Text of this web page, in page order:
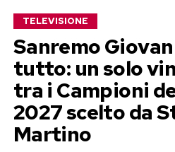
TELEVISIONE
Sanremo
tutto: un solo
tra i Campioni
2027 scelto da
Martino